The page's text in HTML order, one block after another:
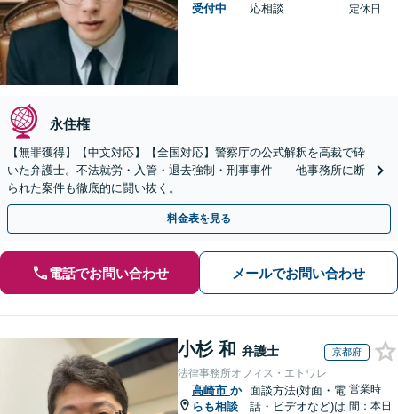
受付中
応相談
定休日
永住権
【無罪獲得】【中文対応】【全国対応】警察庁の公式解釈を高裁で砕
いた弁護士。不法就労・入管・退去強制・刑事事件——他事務所に断
られた案件も徹底的に闘い抜く。
料金表を見る
電話でお問い合わせ メールでお問い合わせ
小杉 和 弁護士 京都府
法律事務所オフィス・エトワレ
高崎市 か
らも相談
面談方法(対面・電
話・ビデオなど)は
営業時
間：本日